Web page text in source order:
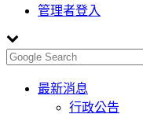
管理者登入
Toggle
navigation
最新消息
行政公告